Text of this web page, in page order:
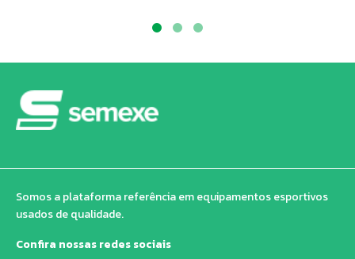
Somos a plataforma referência em equipamentos esportivos
usados de qualidade.
Confira nossas redes sociais